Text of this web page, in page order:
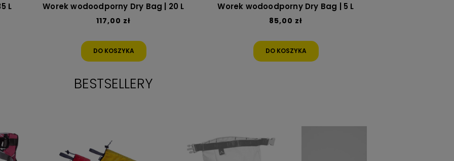
L Worek wodoodporny Dry Bag | 20 L
117,00 zł
DO KOSZYKA
Worek wodoodporny Dry Bag | 5 L
85,00 zł
DO KOSZYKA
BESTSELLERY